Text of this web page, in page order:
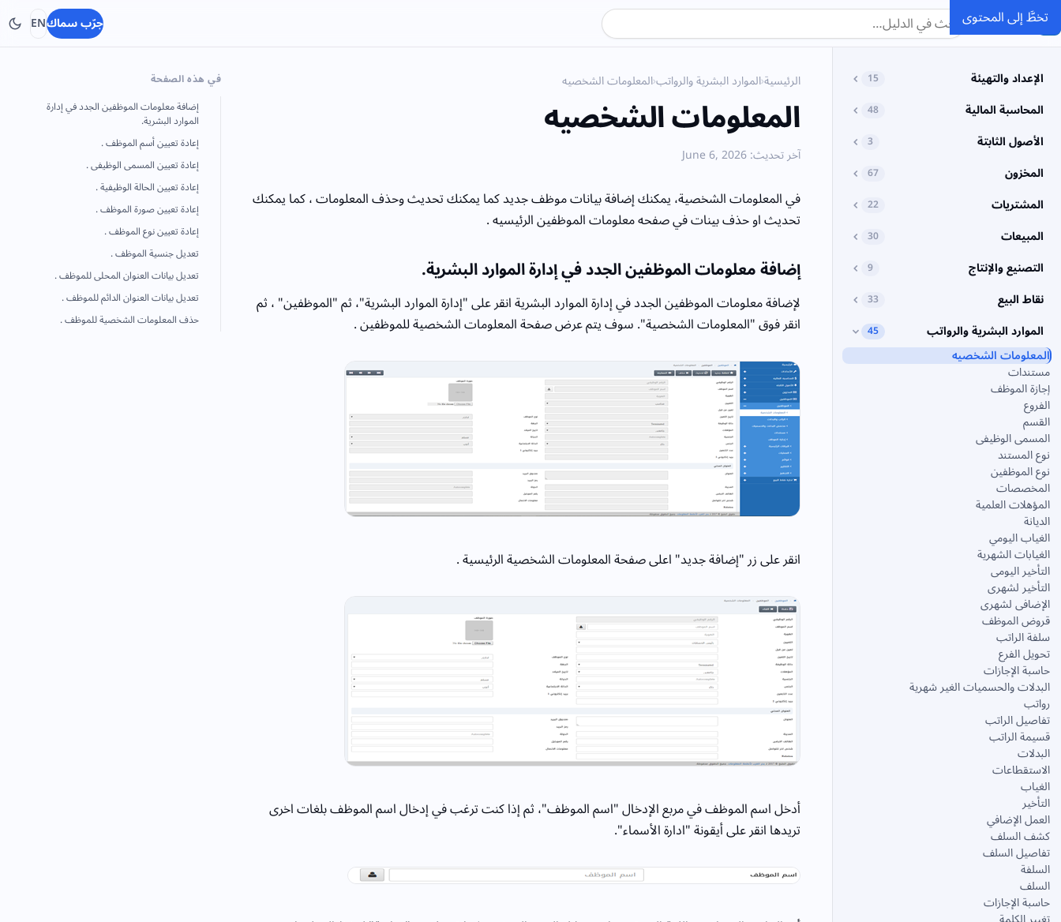
تخطَّ إلى المحتوى
SMACCالدليل جرّب سماكEN
الإعداد والتهيئة 15
المحاسبة المالية 48
الأصول الثابتة 3
المخزون 67
المشتريات 22
المبيعات 30
التصنيع والإنتاج 9
نقاط البيع 33
الموارد البشرية والرواتب 45
المعلومات الشخصيه
مستندات
إجازة الموظف
الفروع
القسم
المسمى الوظيفى
نوع المستند
نوع الموظفين
المخصصات
المؤهلات العلمية
الديانة
الغياب اليومي
الغيابات الشهرية
التأخير اليومى
التأخير لشهرى
الإضافى لشهرى
قروض الموظف
سلفة الراتب
تحويل الفرع
حاسبة الإجازات
البدلات والحسميات الغير شهرية
رواتب
تفاصيل الراتب
قسيمة الراتب
البدلات
الاستقطاعات
الغياب
التأخير
العمل الإضافي
كشف السلف
تفاصيل السلف
السلفة
السلف
حاسبة الإجازات
الرئيسية›الموارد البشرية والرواتب›المعلومات الشخصيه
المعلومات الشخصيه
آخر تحديث: June 6, 2026
في المعلومات الشخصية، يمكنك إضافة بيانات موظف جديد كما يمكنك تحديث وحذف المعلومات ، كما يمكنك
تحديث او حذف بينات في صفحه معلومات الموظفين الرئيسيه .
إضافة معلومات الموظفين الجدد في إدارة الموارد البشرية.
لإضافة معلومات الموظفين الجدد في إدارة الموارد البشرية انقر على "إدارة الموارد البشرية"، ثم "الموظفين" ، ثم
انقر فوق "المعلومات الشخصية". سوف يتم عرض صفحة المعلومات الشخصية للموظفين .
انقر على زر "إضافة جديد" اعلى صفحة المعلومات الشخصية الرئيسية .
أدخل اسم الموظف في مربع الإدخال "اسم الموظف"، ثم إذا كنت ترغب في إدخال اسم الموظف بلغات اخرى
تريدها انقر على أيقونة "ادارة الأسماء".
في هذه الصفحة
إضافة معلومات الموظفين الجدد في إدارة
الموارد البشرية.
إعادة تعيين أسم الموظف .
إعادة تعيين المسمى الوظيفى .
إعادة تعيين الحالة الوظيفية .
إعادة تعيين صورة الموظف .
إعادة تعيين نوع الموظف .
تعديل جنسية الموظف .
تعديل بيانات العنوان المحلى للموظف .
تعديل بيانات العنوان الدائم للموظف .
حذف المعلومات الشخصية للموظف .